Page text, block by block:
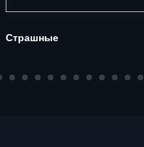
Страшные